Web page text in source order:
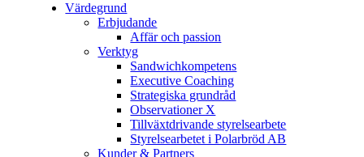
Värdegrund
Erbjudande
Affär och passion
Verktyg
Sandwichkompetens
Executive Coaching
Strategiska grundråd
Observationer X
Tillväxtdrivande styrelsearbete
Styrelsearbetet i Polarbröd AB
Kunder & Partners